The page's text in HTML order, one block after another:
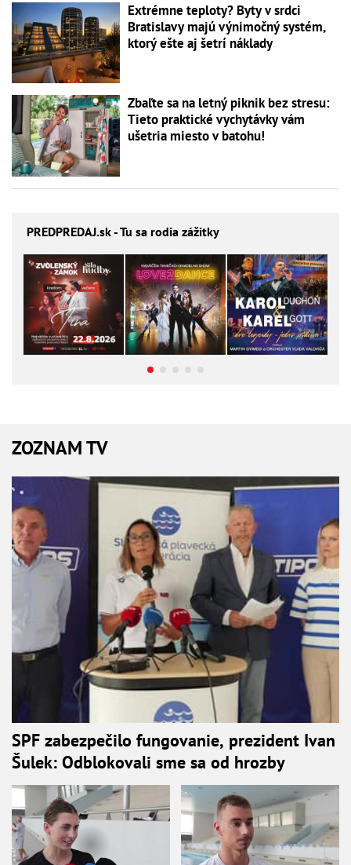
Extrémne teploty? Byty v srdci
Bratislavy majú výnimočný systém,
ktorý ešte aj šetrí náklady
Zbaľte sa na letný piknik bez stresu:
Tieto praktické vychytávky vám
ušetria miesto v batohu!
PREDPREDAJ.sk - Tu sa rodia zážitky
ZOZNAM TV
SPF zabezpečilo fungovanie, prezident Ivan
Šulek: Odblokovali sme sa od hrozby